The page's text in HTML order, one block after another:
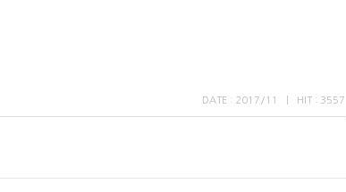
DATE : 2017/11 HIT : 3557